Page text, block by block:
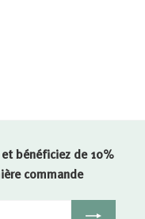
bénéficiez de 10%
commande